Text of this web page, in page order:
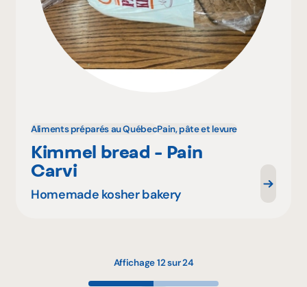
Aliments préparés au QuébecPain, pâte et levure
Kimmel bread - Pain
Carvi
Homemade kosher bakery
Affichage 12 sur 24